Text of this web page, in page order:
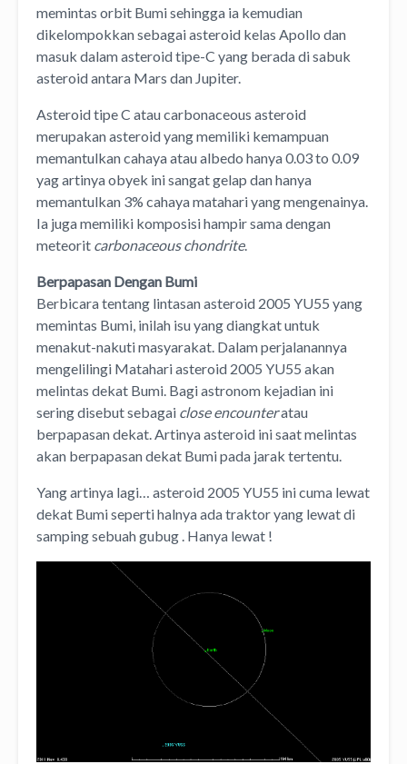
memintas orbit Bumi sehingga ia kemudian
dikelompokkan sebagai asteroid kelas Apollo dan
masuk dalam asteroid tipe-C yang berada di sabuk
asteroid antara Mars dan Jupiter.
Asteroid tipe C atau carbonaceous asteroid
merupakan asteroid yang memiliki kemampuan
memantulkan cahaya atau albedo hanya 0.03 to 0.09
yag artinya obyek ini sangat gelap dan hanya
memantulkan 3% cahaya matahari yang mengenainya.
Ia juga memiliki komposisi hampir sama dengan
meteorit carbonaceous chondrite.
Berpapasan Dengan Bumi
Berbicara tentang lintasan asteroid 2005 YU55 yang
memintas Bumi, inilah isu yang diangkat untuk
menakut-nakuti masyarakat. Dalam perjalanannya
mengelilingi Matahari asteroid 2005 YU55 akan
melintas dekat Bumi. Bagi astronom kejadian ini
sering disebut sebagai close encounteratau
berpapasan dekat. Artinya asteroid ini saat melintas
akan berpapasan dekat Bumi pada jarak tertentu.
Yang artinya lagi… asteroid 2005 YU55 ini cuma lewat
dekat Bumi seperti halnya ada traktor yang lewat di
samping sebuah gubug . Hanya lewat !